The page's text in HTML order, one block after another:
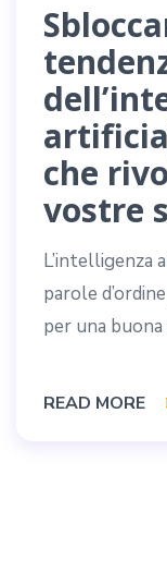
che
vostre
L’intelligenza
parole
per una buona
READ MORE